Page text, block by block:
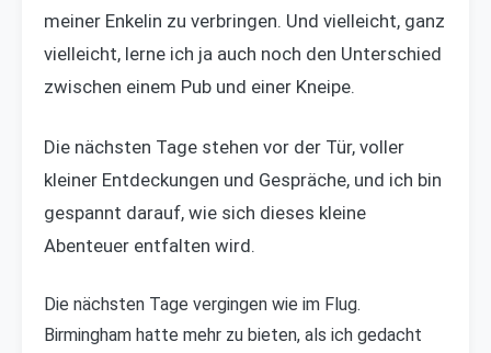
meiner Enkelin zu verbringen. Und vielleicht, ganz
vielleicht, lerne ich ja auch noch den Unterschied
zwischen einem Pub und einer Kneipe.
Die nächsten Tage stehen vor der Tür, voller
kleiner Entdeckungen und Gespräche, und ich bin
gespannt darauf, wie sich dieses kleine
Abenteuer entfalten wird.
Die nächsten Tage vergingen wie im Flug.
Birmingham hatte mehr zu bieten, als ich gedacht